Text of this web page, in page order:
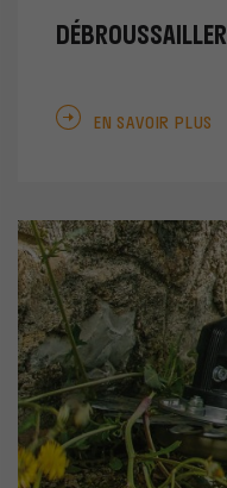
DÉBROUSSAILLER
EN SAVOIR PLUS